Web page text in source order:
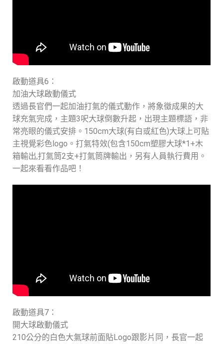
啟動道具6：
加油大球啟動儀式
透過長官們一起加油打氣的儀式動作，將象徵成果的大
球充氣完成，主題3呎大球倒數升起，出現主題標語，非
常亮眼的儀式安排。150cm大球(有白或紅色)大球上可貼
主視覺彩色logo。打氣特效(包含150cm塑膠大球*1+木
箱輸出,打氣筒2支+打氣筒牌輸出，另有人員執行費用。
一起來看看作品吧！
啟動道具7：
開大球啟動儀式
210公分的白色大氣球前面貼Logo跟影片同，長官一起